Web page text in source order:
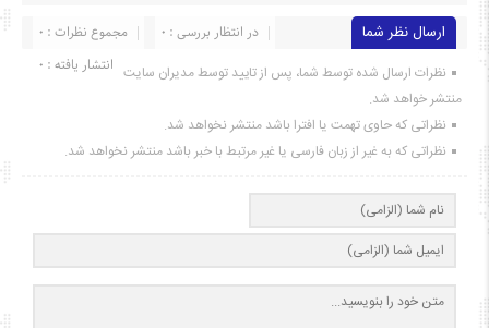
ارسال نظر شما مجموع نظرات : 0
در انتظار بررسی : 0
انتشار یافته : ۰ نظرات ارسال شده توسط شما، پس از تایید توسط مدیران سایت
منتشر خواهد شد.
نظراتی که حاوی تهمت یا افترا باشد منتشر نخواهد شد.
نظراتی که به غیر از زبان فارسی یا غیر مرتبط با خبر باشد منتشر نخواهد شد.